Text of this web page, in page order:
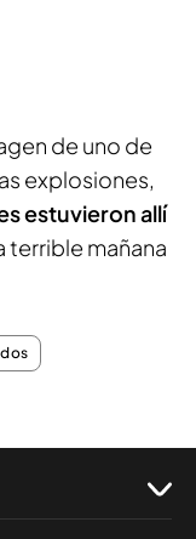
de uno de
explosiones,
estuvieron allí
terrible mañana